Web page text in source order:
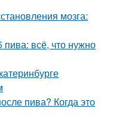
мозга:
пива: всё, что нужно
пива? Когда это